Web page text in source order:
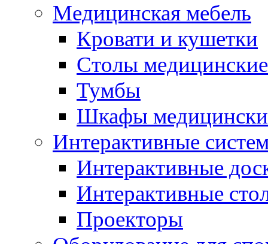
Медицинская мебель
Кровати и кушетки
Столы медицинские
Тумбы
Шкафы
Интерактивные
Интерактивные
Интерактивные
Проекторы